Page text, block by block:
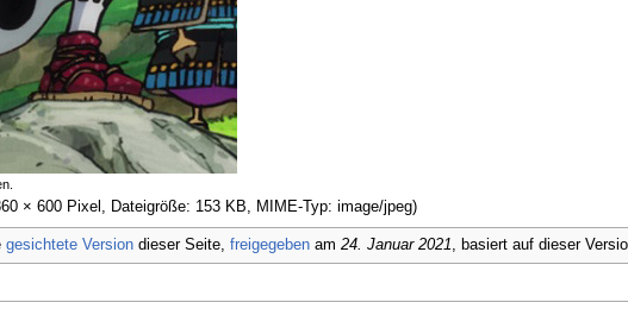
× 600 Pixel, Dateigröße: 153 KB, MIME-Typ: image/jpeg)
gesichtete Versiondieser Seite, freigegebenam 24. Januar 2021 , basiert auf dieser